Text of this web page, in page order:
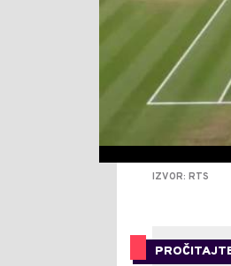
IZVOR: RTS